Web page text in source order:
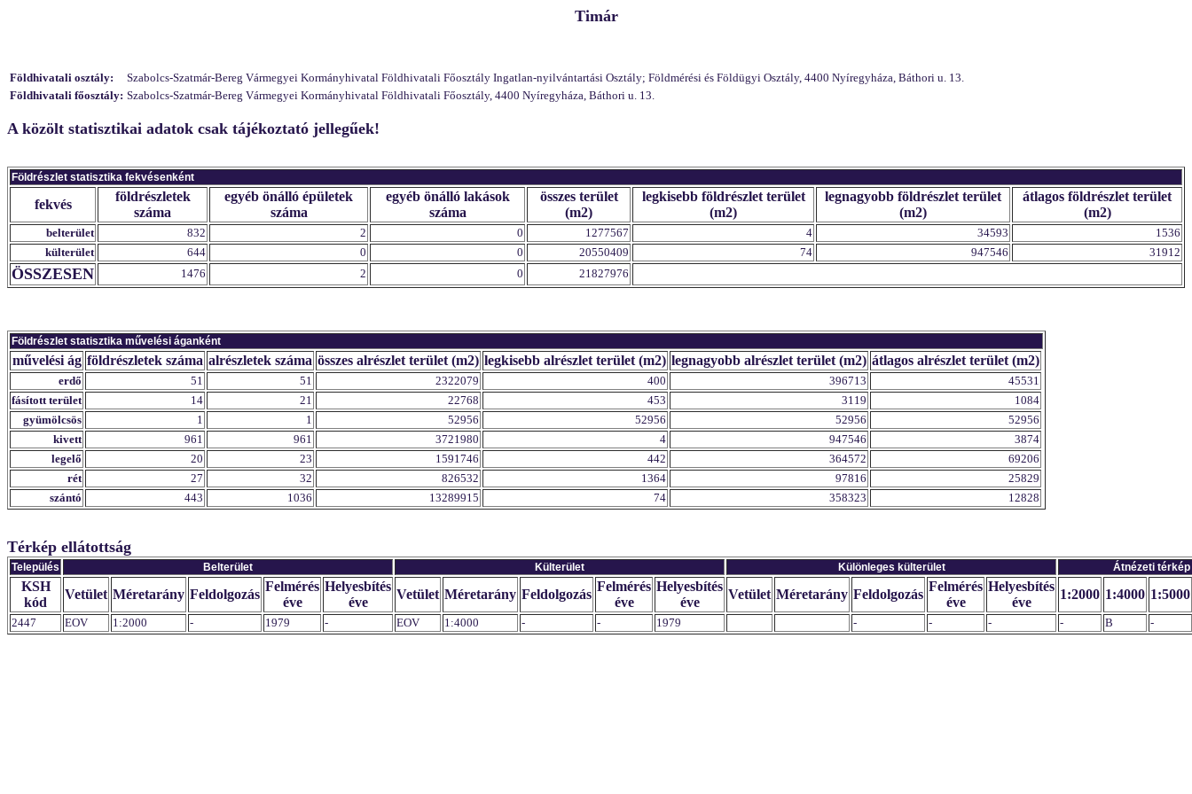
Timár
Földhivatali osztály:
Szabolcs-Szatmár-Bereg Vármegyei Kormányhivatal Földhivatali Főosztály Ingatlan-nyilvántartási Osztály; Földmérési és Földügyi Osztály, 4400 Nyíregyháza, Báthori u. 13.
Földhivatali főosztály: Szabolcs-Szatmár-Bereg Vármegyei Kormányhivatal Földhivatali Főosztály, 4400 Nyíregyháza, Báthori u. 13.
A közölt statisztikai adatok csak tájékoztató jellegűek!
Földrészlet statisztika fekvésenként
fekvés
földrészletek
száma
egyéb önálló épületek
száma
egyéb önálló lakások
száma
összes terület
(m2)
legkisebb földrészlet terület
(m2)
legnagyobb földrészlet terület
(m2)
átlagos földrészlet terület
(m2)
belterület 832 2 0 1277567 4 34593
1536
külterület
644 0 0 20550409 74 947546 31912
ÖSSZESEN 1476 2 0 21827976
Földrészlet statisztika művelési áganként
művelési ág földrészletek száma alrészletek száma összes alrészlet terület (m2) legkisebb alrészlet terület (m2) legnagyobb alrészlet terület (m2) átlagos alrészlet terület (m2)
erdő 51 51 2322079 400 396713
45531
fásított terület
14 21 22768 453 3119
1084
gyümölcsös
1 1 52956 52956 52956
52956
kivett
961 961 3721980 4 947546
3874
legelő
20 23 1591746 442 364572
69206
rét
27 32 826532 1364 97816
25829
szántó
443 1036 13289915 74 358323 12828
Térkép ellátottság
Település Belterület Külterület Különleges külterület Átnézeti térkép
KSH
kód
Vetület Méretarány Feldolgozás
Felmérés
éve
Helyesbítés
éve
Vetület Méretarány Feldolgozás
Felmérés
éve
Helyesbítés
éve
Vetület Méretarány Feldolgozás
Felmérés
éve
Helyesbítés
éve
1:2000 1:4000 1:5000
2447 EOV 1:2000 - 1979 - EOV 1:4000 - - 1979 - - - - B -